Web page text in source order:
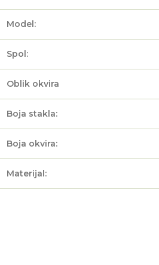
Model:
Spol:
Oblik okvira
Boja stakla:
Boja okvira:
Materijal: